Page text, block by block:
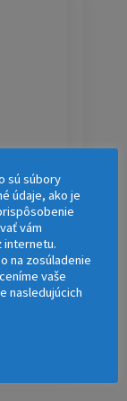
s
sú súbory
údaje, ako je
vám
internetu.
na zosúladenie
vaše
nasledujúcich